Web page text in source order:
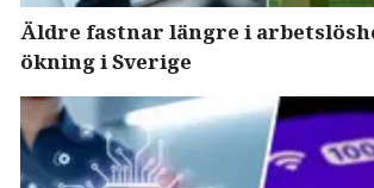
Äldre fastnar längre i
ökning i Sverige